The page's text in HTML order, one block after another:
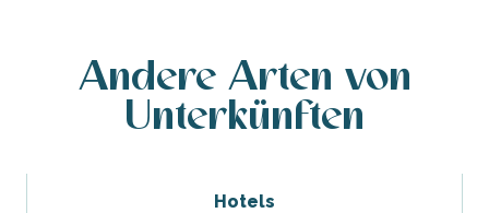
Andere Arten von
Unterkünften
Hotels